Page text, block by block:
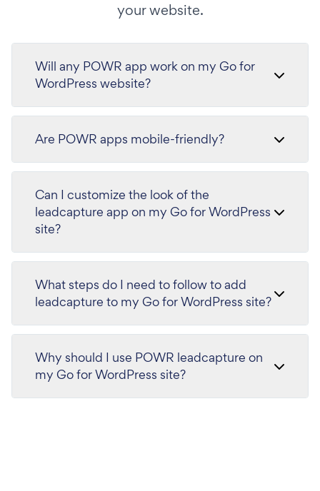
your website.
Will any POWR app work on my Go for
WordPress website?
Are POWR apps mobile-friendly?
Can I customize the look of the
leadcapture app on my Go for WordPress
site?
What steps do I need to follow to add
leadcapture to my Go for WordPress site?
Why should I use POWR leadcapture on
my Go for WordPress site?